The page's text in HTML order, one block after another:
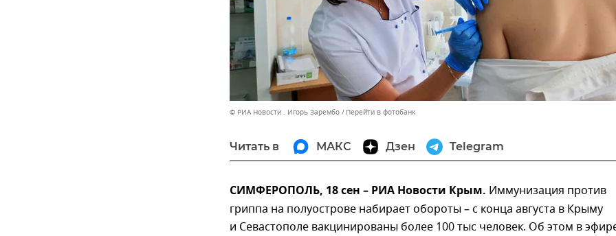
© РИА Новости . Игорь Зарембо Перейти в фотобанк
Читать в МАКС Дзен Telegram
СИМФЕРОПОЛЬ, 18 сен – РИА Новости Крым. Иммунизация против
гриппа на полуострове набирает обороты – с конца августа в Крыму
и Севастополе вакцинированы более 100 тыс человек. Об этом в